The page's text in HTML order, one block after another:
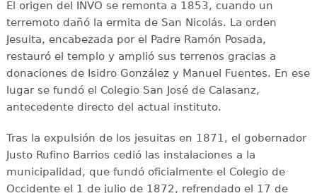
El origen del INVO se remonta a 1853, cuando un
terremoto dañó la ermita de San Nicolás. La orden
Jesuita, encabezada por el Padre Ramón Posada,
restauró el templo y amplió sus terrenos gracias a
donaciones de Isidro González y Manuel Fuentes. En ese
lugar se fundó el Colegio San José de Calasanz,
antecedente directo del actual instituto.
Tras la expulsión de los jesuitas en 1871, el gobernador
Justo Rufino Barrios cedió las instalaciones a la
municipalidad, que fundó oficialmente el Colegio de
Occidente el 1 de julio de 1872, refrendado el 17 de